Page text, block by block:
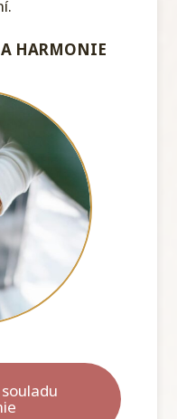
A HARMONIE